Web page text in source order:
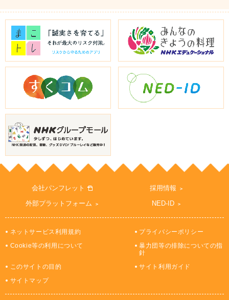
会社パンフレット
採用情報
外部プラットフォーム
NED-ID
ネットサービス利用規約
プライバシーポリシー
Cookie等の利用について
暴力団等の排除についての指
針
このサイトの目的
サイト利用ガイド
サイトマップ